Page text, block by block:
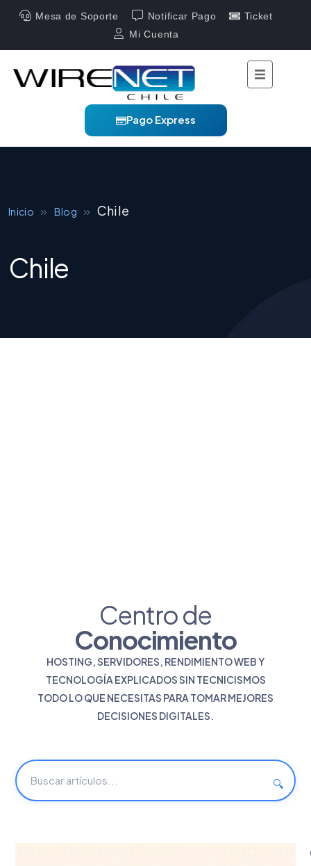
Mesa de Soporte Notificar Pago
Ticket
Mi Cuenta
Pago Express
Inicio » Blog » Chile
Chile
Centro de
Conocimiento
HOSTING, SERVIDORES, RENDIMIENTO WEB Y
TECNOLOGÍA EXPLICADOS SIN TECNICISMOS
TODO LO QUE NECESITAS PARA TOMAR MEJORES
DECISIONES DIGITALES.
🔍